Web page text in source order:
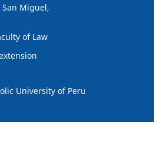
Miguel,
of Law
University of Peru